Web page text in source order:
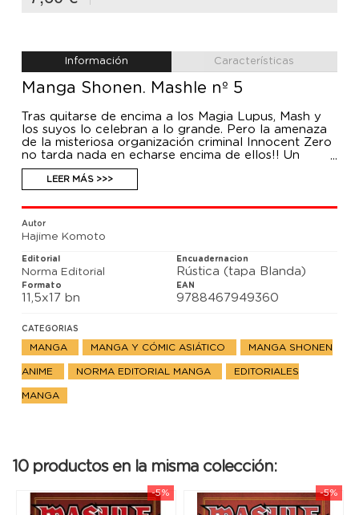
Información Características
Manga Shonen. Mashle nº 5
Tras quitarse de encima a los Magia Lupus, Mash y
los suyos lo celebran a lo grande. Pero la amenaza
de la misteriosa organización criminal Innocent Zero
no tarda nada en echarse encima de ellos!! Un
tenebroso hechicero subyuga a Abel de una forma
espeluznante, demostrándole su manifiesta supe
rioridad, a lo que Mash responde con autoridad y
puño de hierro sin dudarlo ni un instante!
LEER MÁS >>>
Autor
Hajime Komoto
Editorial
Norma Editorial
Encuadernacion
Rústica (tapa Blanda)
Formato
11,5x17 bn
EAN
9788467949360
CATEGORIAS
MANGA MANGA Y CÓMIC ASIÁTICO MANGA SHONEN
ANIME NORMA EDITORIAL MANGA EDITORIALES
MANGA
10 productos en la misma colección:
-5% -5%